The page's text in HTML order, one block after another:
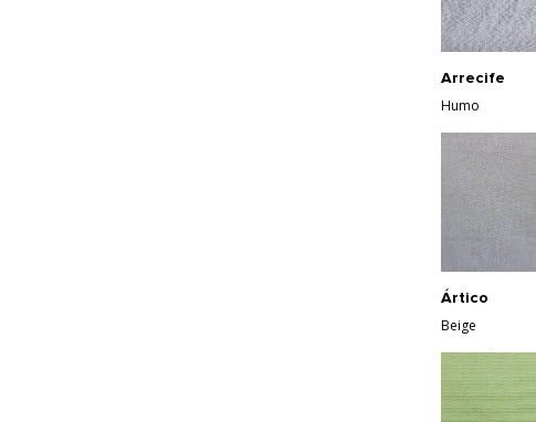
Arrecife
Humo
Ártico
Beige